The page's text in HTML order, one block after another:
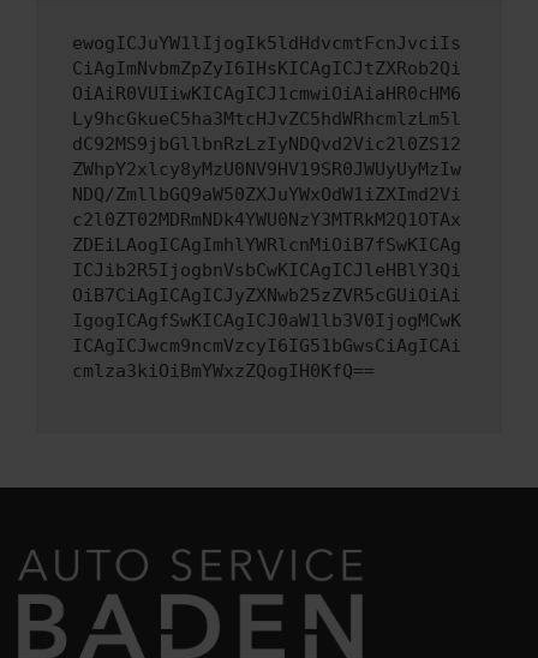
ewogICJuYW1lIjogIk5ldHdvcmtFcnJvciIs
CiAgImNvbmZpZyI6IHsKICAgICJtZXRob2Qi
OiAiR0VUIiwKICAgICJ1cmwiOiAiaHR0cHM6
Ly9hcGkueC5ha3MtcHJvZC5hdWRhcmlzLm5l
dC92MS9jbGllbnRzLzIyNDQvd2Vic2l0ZS12
ZWhpY2xlcy8yMzU0NV9HV19SR0JWUyUyMzIw
NDQ/ZmllbGQ9aW50ZXJuYWxOdW1iZXImd2Vi
c2l0ZT02MDRmNDk4YWU0NzY3MTRkM2Q1OTAx
ZDEiLAogICAgImhlYWRlcnMiOiB7fSwKICAg
ICJib2R5IjogbnVsbCwKICAgICJleHBlY3Qi
OiB7CiAgICAgICJyZXNwb25zZVR5cGUiOiAi
IgogICAgfSwKICAgICJ0aW1lb3V0IjogMCwK
ICAgICJwcm9ncmVzcyI6IG51bGwsCiAgICAi
cmlza3kiOiBmYWxzZQogIH0KfQ==